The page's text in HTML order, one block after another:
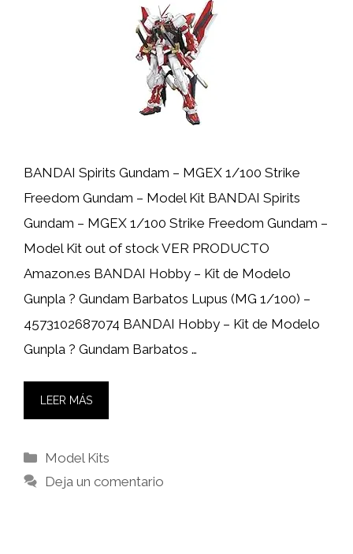
BANDAI Spirits Gundam – MGEX 1/100 Strike
Freedom Gundam – Model Kit BANDAI Spirits
Gundam – MGEX 1/100 Strike Freedom Gundam –
Model Kit out of stock VER PRODUCTO
Amazon.es BANDAI Hobby – Kit de Modelo
Gunpla ? Gundam Barbatos Lupus (MG 1/100) –
4573102687074 BANDAI Hobby – Kit de Modelo
Gunpla ? Gundam Barbatos …
LEER MÁS
Categorías
Model Kits
Deja un comentario